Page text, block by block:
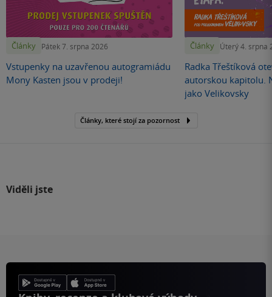
Články Pátek 7. srpna 2026
Vstupenky na uzavřenou autogramiádu
Mony Kasten jsou v prodeji!
Články Úterý 4. srpna
Radka Třeštíková
autorskou kapitolu.
jako Velikovsky
Články, které stojí za pozornost
Viděli jste